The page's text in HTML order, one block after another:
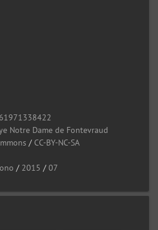
Notre Dame de Fontevraud
/ CC-BY-NC-SA
/ 2015 /07